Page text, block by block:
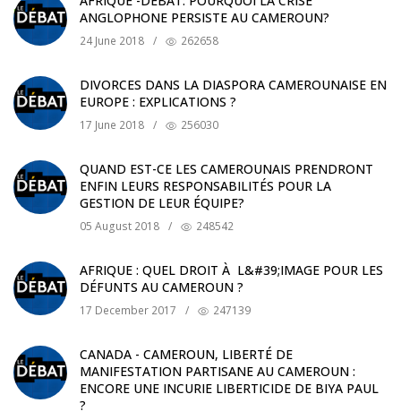
ANGLOPHONE PERSISTE AU CAMEROUN?
24 June 2018 / 262658
DIVORCES DANS LA DIASPORA CAMEROUNAISE EN
EUROPE : EXPLICATIONS ?
17 June 2018 / 256030
QUAND EST-CE LES CAMEROUNAIS PRENDRONT
ENFIN LEURS RESPONSABILITÉS POUR LA
GESTION DE LEUR ÉQUIPE?
05 August 2018 / 248542
AFRIQUE : QUEL DROIT À L&#39;IMAGE POUR LES
DÉFUNTS AU CAMEROUN ?
17 December 2017 / 247139
CANADA - CAMEROUN, LIBERTÉ DE
MANIFESTATION PARTISANE AU CAMEROUN :
ENCORE UNE INCURIE LIBERTICIDE DE BIYA PAUL
?